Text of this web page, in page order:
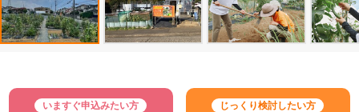
いますぐ申込みたい方 じっくり検討したい方